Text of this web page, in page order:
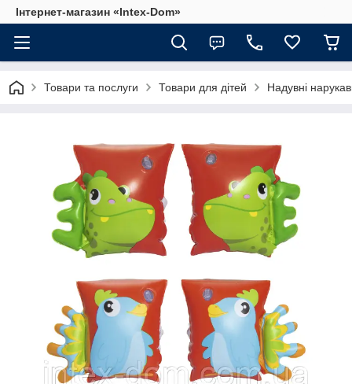
Інтернет-магазин «Intex-Dom»
Товари та послуги Товари для дітей Надувні